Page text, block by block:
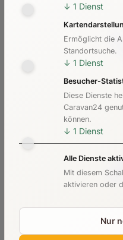
↓ 1 Dienst
Ermöglicht die
Standortsuche.
↓ 1 Dienst
Besucher-
Diese Dienste
Caravan24
können.
↓ 1 Dienst
Alle Dienste
Mit diesem
aktivieren oder
Nur